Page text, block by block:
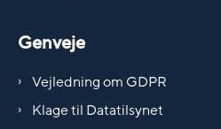
Genveje
Vejledning om GDPR
Klage til Datatilsynet